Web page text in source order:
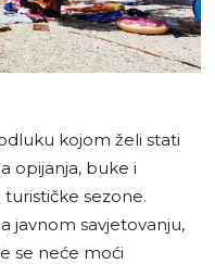
kojom želi stati
opijanja, buke i
sezone.
javnom savjetovanju,
se neće moći